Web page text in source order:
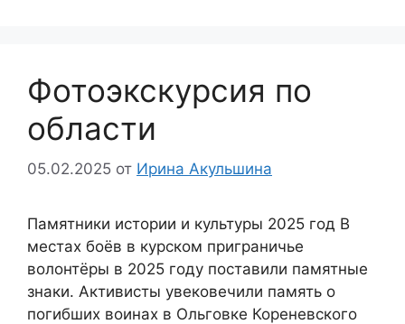
Фотоэкскурсия по
области
05.02.2025 от Ирина Акульшина
Памятники истории и культуры 2025 год В
местах боёв в курском приграничье
волонтёры в 2025 году поставили памятные
знаки. Активисты увековечили память о
погибших воинах в Ольговке Кореневского